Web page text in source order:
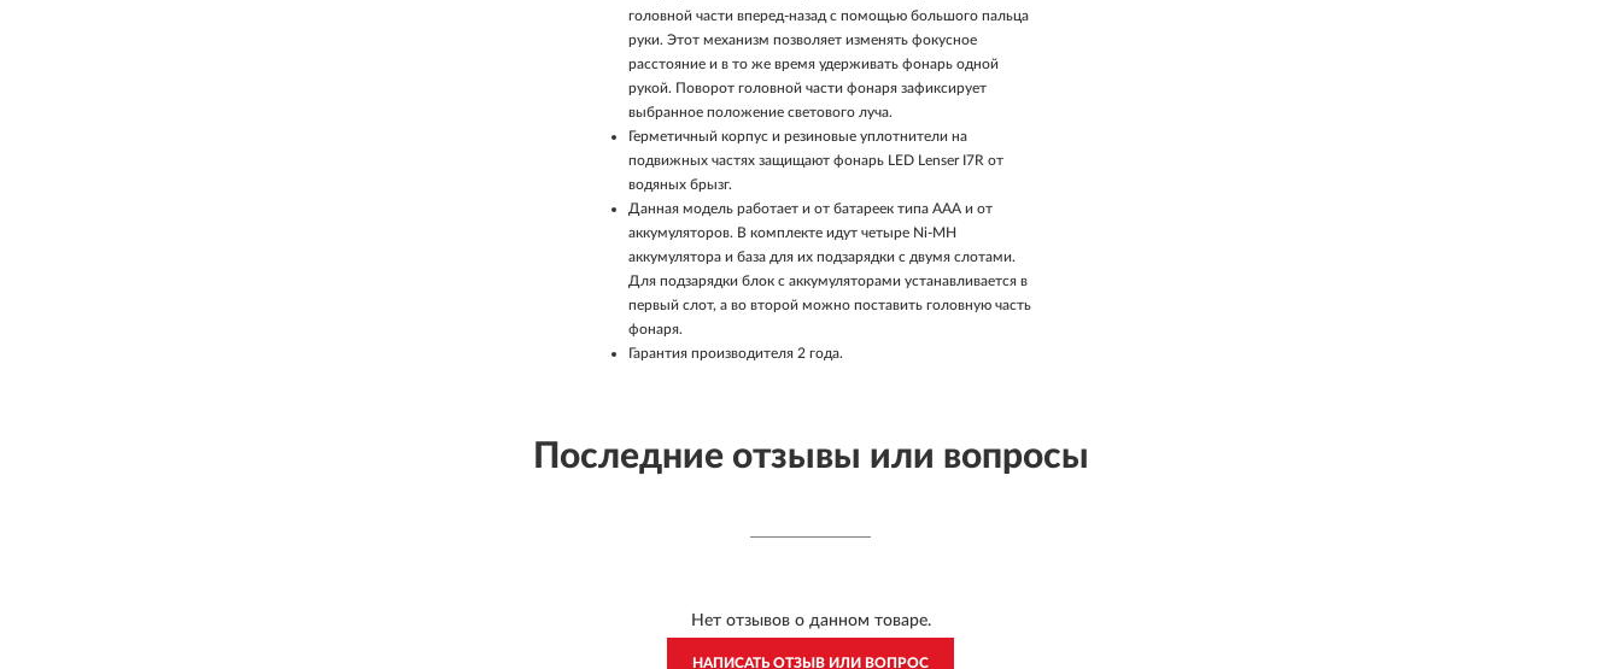
головной части вперед-назад с помощью большого пальца
руки. Этот механизм позволяет изменять фокусное
расстояние и в то же время удерживать фонарь одной
рукой. Поворот головной части фонаря зафиксирует
выбранное положение светового луча.
Герметичный корпус и резиновые уплотнители на
подвижных частях защищают фонарь LED Lenser I7R от
водяных брызг.
Данная модель работает и от батареек типа ААА и от
аккумуляторов. В комплекте идут четыре Ni-MH
аккумулятора и база для их подзарядки с двумя слотами.
Для подзарядки блок с аккумуляторами устанавливается в
первый слот, а во второй можно поставить головную часть
фонаря.
Гарантия производителя 2 года.
Последние отзывы или вопросы
Нет отзывов о данном товаре.
НАПИСАТЬ ОТЗЫВ ИЛИ ВОПРОС